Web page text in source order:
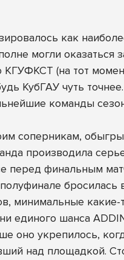
как
могли оказаться
КГУФКСТ (на тот
КубГАУ чуть
команды
соперникам,
производила
перед финальным
бросилась
минимальные какие-
шанса
оно укрепилось,
над площадкой.